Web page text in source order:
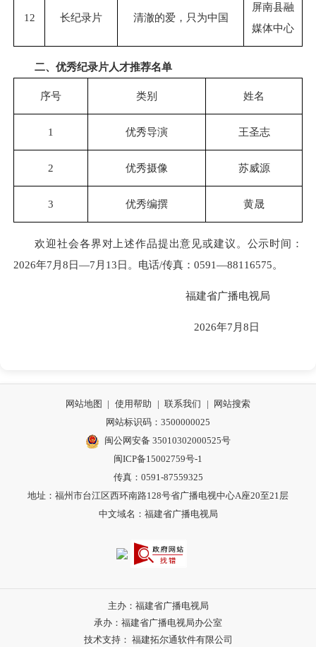
12 长纪录片 清澈的爱，只为中国
屏南县融
媒体中心
二、优秀纪录片人才推荐名单
序号 类别 姓名
1 优秀导演 王圣志
2 优秀摄像 苏威源
3 优秀编撰 黄晟
欢迎社会各界对上述作品提出意见或建议。公示时间：
2026年7月8日—7月13日。电话/传真：0591—88116575。
福建省广播电视局
2026年7月8日
网站地图 | 使用帮助 | 联系我们 |
网站搜索
网站标识码：3500000025
闽公网安备 35010302000525号
闽ICP备15002759号-1
传真：0591-87559325
地址：福州市台江区西环南路128号省广播电视中心A座20至21层
中文域名：福建省广播电视局
主办：福建省广播电视局
承办：福建省广播电视局办公室
技术支持： 福建拓尔通软件有限公司